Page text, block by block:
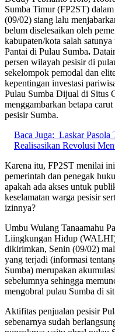
Sumba Timur (FP2ST)
(09/02) siang lalu
belum diselesaikan oleh
kabupaten/kota salah
Pantai di Pulau Sumba.
persen wilayah pesisir di
sekelompok pemodal dan
kepentingan investasi
Pulau Sumba Dijual di Situs
menggambarkan betapa
pesisir Sumba.
Baca Juga: Laskar
Realisasikan Revolusi
Karena itu, FP2ST menilai
pemerintah dan penegak
apakah ada akses untuk
keselamatan warga pesisir
izinnya?
Umbu Wulang Tanaamahu
Liingkungan Hidup
dikirimkan, Senin (09/02)
yang terjadi (informasi
Sumba) merupakan
sebelumnya sehingga
mengobral pulau Sumba di
Aktifitas penjualan pesisir
sebenarnya sudah